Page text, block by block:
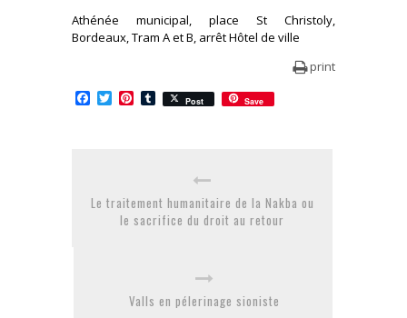
Athénée municipal, place St Christoly,
Bordeaux, Tram A et B, arrêt Hôtel de ville
print
Facebook
TwitterPinterest
Tumblr
Post Save
Le traitement humanitaire de la Nakba ou
le sacrifice du droit au retour
Valls en pélerinage sioniste